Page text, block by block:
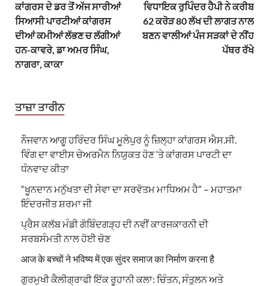
ਕਾਂਗਰਸ ਦੇ ਡਰ ਤੋਂ ਅੱਜ ਸਾਰੀਆਂ
ਸਿਆਸੀ ਪਾਰਟੀਆਂ ਕਾਂਗਰਸ
ਦੀਆਂ ਕਮੀਆਂ ਲੱਭਣ ਚ ਲੱਗੀਆਂ
ਹਨ-ਕਾਵਰੇ, ਡਾ ਅਮਰ ਸਿੰਘ,
ਨਾਗਰਾ, ਕਾਕਾ
ਵਿਧਾਇਕ ਰੁਪਿੰਦਰ ਹੈਪੀ ਨੇ ਕਰੀਬ
62 ਕਰੋੜ 80 ਲੱਖ ਦੀ ਲਾਗਤ ਨਾਲ
ਬਣਨ ਵਾਲੀਆਂ ਪੰਜ ਸੜਕਾਂ ਦੇ ਨੀਂਹ
ਪੱਥਰ ਰੱਖੇ
ਤਾਜ਼ਾ ਤਾਰੀਨ
ਨੌਜਵਾਨ ਆਗੂ ਹਰਿੰਦਰ ਸਿੰਘ ਮੂਲੇਪੁਰ ਨੂੰ ਜ਼ਿਲ੍ਹਾ ਕਾਂਗਰਸ ਐਸ.ਸੀ.
ਵਿੰਗ ਦਾ ਵਾਈਸ ਚੇਅਰਮੈਨ ਨਿਯੁਕਤ ਹੋਣ ‘ਤੇ ਕਾਂਗਰਸ ਪਾਰਟੀ ਦਾ
ਧੰਨਵਾਦ ਕੀਤਾ
“ਖੂਨਦਾਨ ਮਨੁੱਖਤਾ ਦੀ ਸੇਵਾ ਦਾ ਸਰਵੋਤਮ ਮਾਧਿਅਮ ਹੈ” – ਮਹਾਤਮਾ
ਇੰਦਰਜੀਤ ਸ਼ਰਮਾ ਜੀ
ਪ੍ਰੈਸ ਕਲੱਬ ਮੰਡੀ ਗੋਬਿੰਦਗੜ੍ਹ ਦੀ ਨਵੀਂ ਕਾਰਜਕਾਰਨੀ ਦੀ
ਸਰਬਸੰਮਤੀ ਨਾਲ ਹੋਈ ਚੋਣ
आज के बच्चों ने भविष्य में एक सुंदर समाज का निर्माण करना है
ਗੁਰਮੁਖੀ ਕੈਲੀਗ੍ਰਾਫੀ ਇੱਕ ਰੂਹਾਨੀ ਕਲਾ: ਚਿੰਤਨ, ਸੰਤੁਲਨ ਅਤੇ